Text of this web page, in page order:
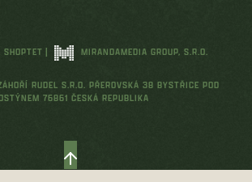
| MIRANDAMEDIA GROUP, S.R.O.
RUDEL S.R.O. PŘEROVSKÁ 38 BYSTŘICE POD
76861 ČESKÁ REPUBLIKA